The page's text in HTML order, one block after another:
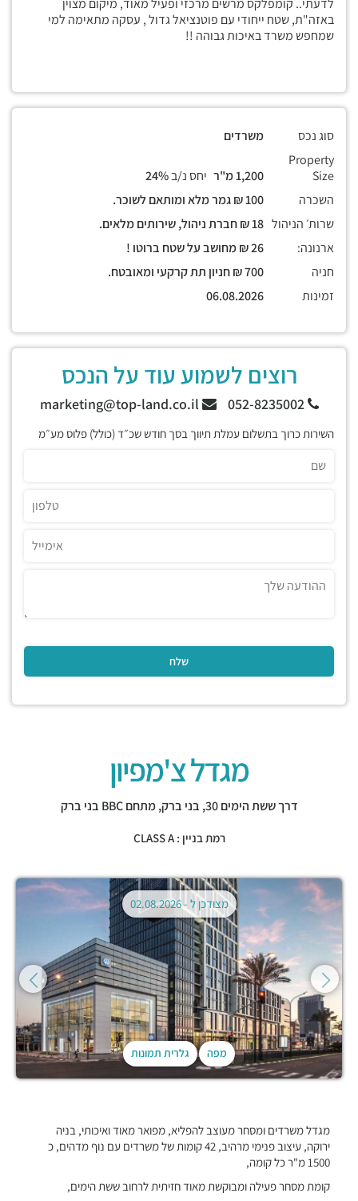
לדעתי.. קומפלקס מרשים מרכזי ופעיל מאוד, מיקום מצוין
באזה"ת, שטח ייחודי עם פוטנציאל גדול , עסקה מתאימה למי
שמחפש משרד באיכות גבוהה !!
סוג נכס
משרדים
Property
Size
יחס נ/ב
השכרה
שרות׳ הניהול
ארנונה:
חניה
זמינות
רוצים לשמוע עוד על הנכס
052-8235002
השירות כרוך בתשלום עמלת תיווך בסך חודש שכ״ד (כולל) פלוס מע״מ
מגדל צ'מפיון
דרך ששת הימים 30, בני ברק,מתחם BBC בני ברק
רמת בניין : CLASS A
מפה גלרית תמונות
מצודכן ל -02.08.2026
מגדל משרדים ומסחר מעוצב להפליא, מפואר מאוד ואיכותי, בניה
ירוקה, עיצוב פנימי מרהיב, 42 קומות של משרדים עם נוף מדהים, כ
1500 מ"ר כל קומה,
קומת מסחר פעילה ומבוקשת מאוד חזיתית לרחוב ששת הימים,